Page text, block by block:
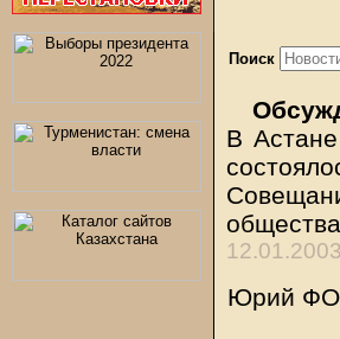
Поиск
В
общества
Юрий